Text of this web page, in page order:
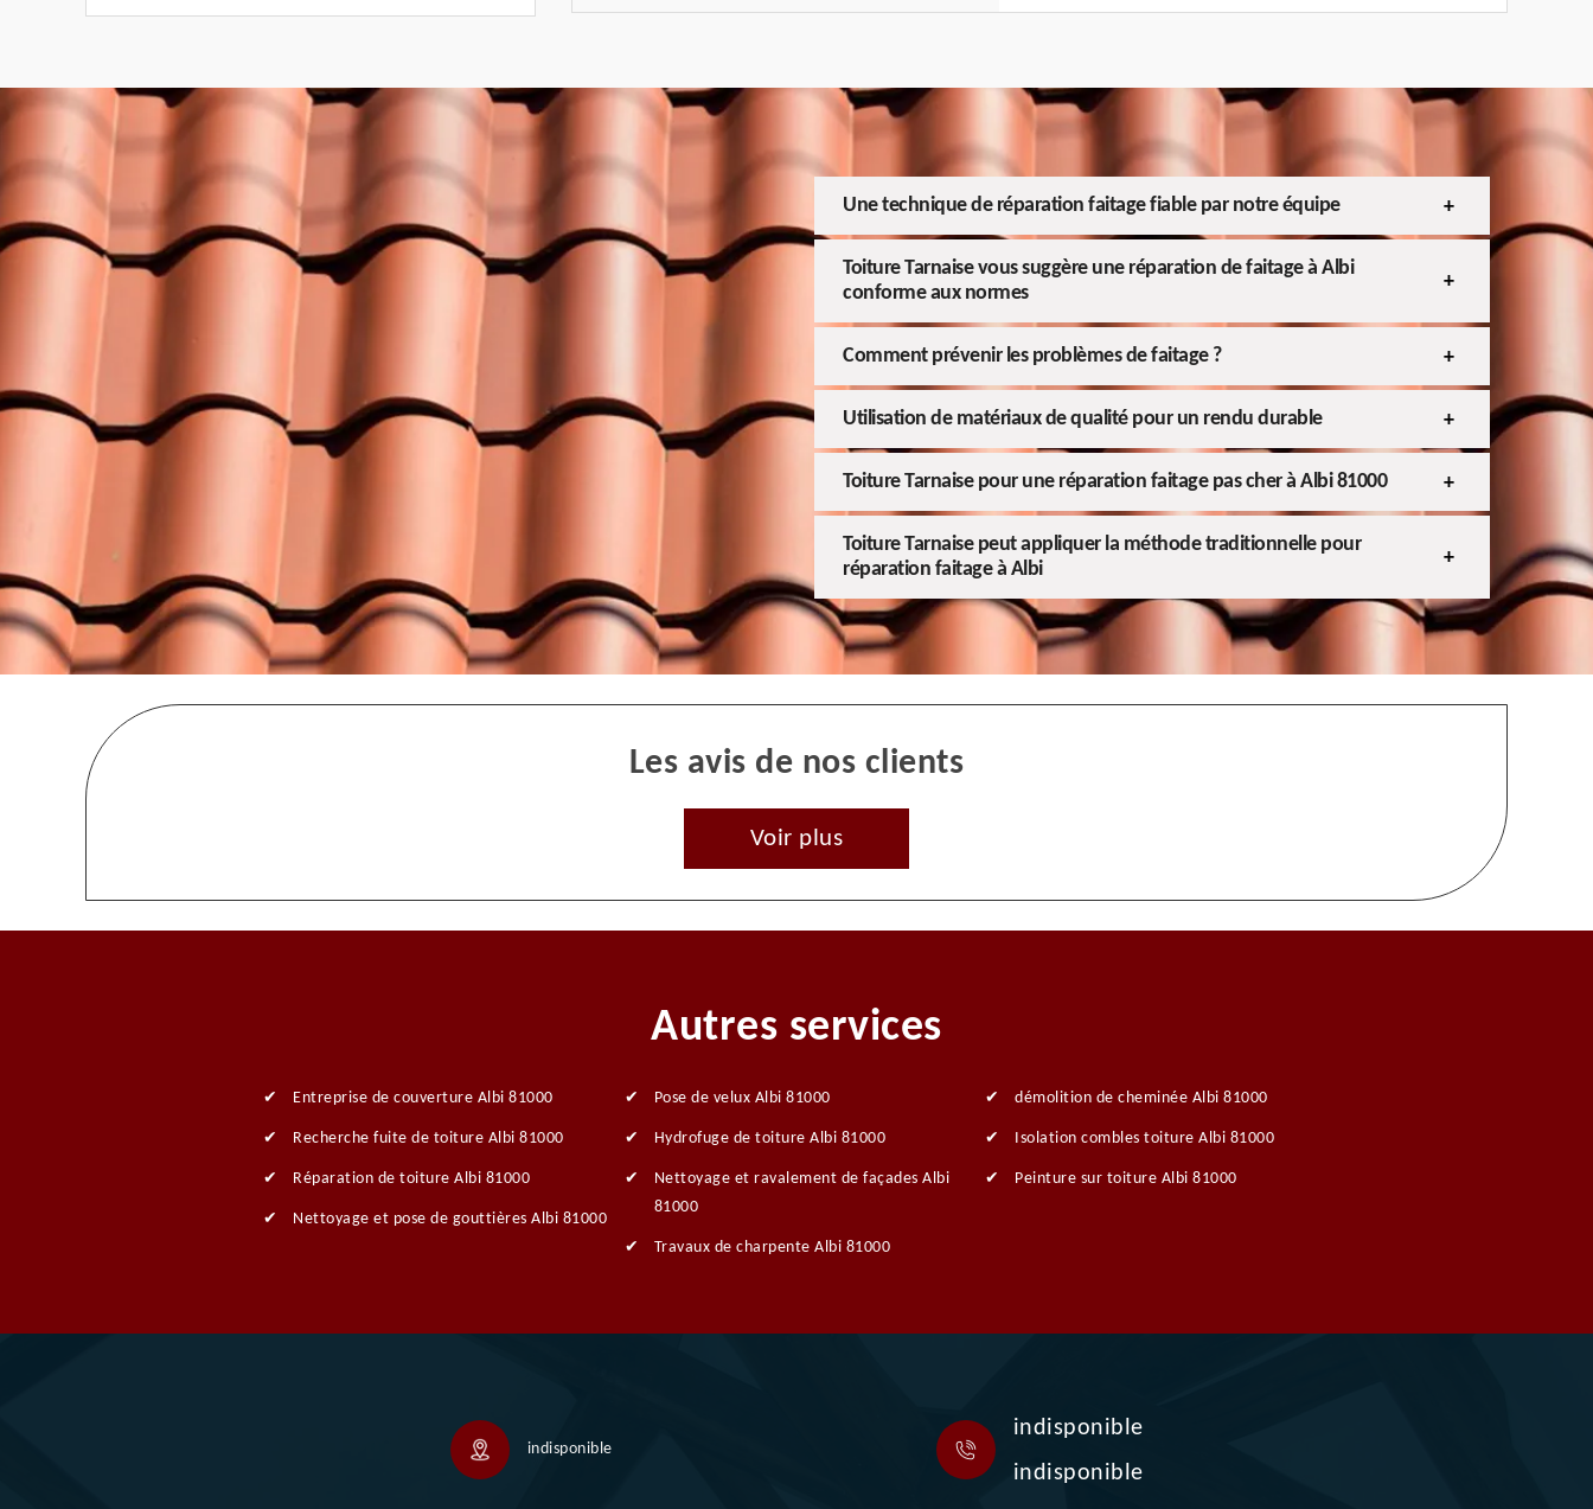
Une technique de réparation faitage fiable par notre équipe
Toiture Tarnaise vous suggère une réparation de faitage à Albi
conforme aux normes
Comment prévenir les problèmes de faitage ?
Utilisation de matériaux de qualité pour un rendu durable
Toiture Tarnaise pour une réparation faitage pas cher à Albi 81000
Toiture Tarnaise peut appliquer la méthode traditionnelle pour
réparation faitage à Albi
Les avis de nos clients
Voir plus
Autres services
Entreprise de couverture Albi 81000
Recherche fuite de toiture Albi 81000
Réparation de toiture Albi 81000
Nettoyage et pose de gouttières Albi 81000
Pose de velux Albi 81000
Hydrofuge de toiture Albi 81000
Nettoyage et ravalement de façades Albi
81000
Travaux de charpente Albi 81000
démolition de cheminée Albi 81000
Isolation combles toiture Albi 81000
Peinture sur toiture Albi 81000
indisponible
indisponible
indisponible